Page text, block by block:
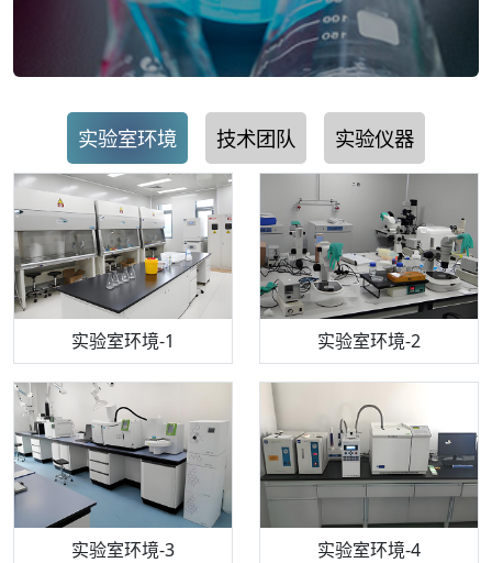
实验室环境 技术团队 实验仪器
实验室环境-1 实验室环境-2
实验室环境-3 实验室环境-4
机构质检技术员-1 机构质检技术员-2
机构质检技术员-3 机构质检技术员-4
步入式恒温恒湿试验箱 电感耦合等离子体光谱仪
高效液相色谱仪 流式细胞仪